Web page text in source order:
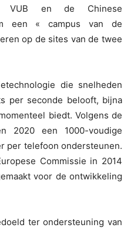
VUB en de Chinese
een « campus van de
op de sites van de twee
die snelheden
per seconde belooft, bijna
biedt. Volgens de
2020 een 1000-voudige
per telefoon ondersteunen.
Commissie in 2014
voor de ontwikkeling
ter ondersteuning van